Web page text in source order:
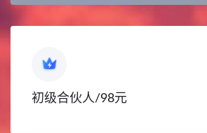
初级合伙人/98元